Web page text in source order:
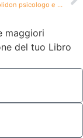
Dott. Claude Jolidon psicologo e psicoterapeuta, autore del libro “L’allegra medicina”
maggiori
del tuo Libro